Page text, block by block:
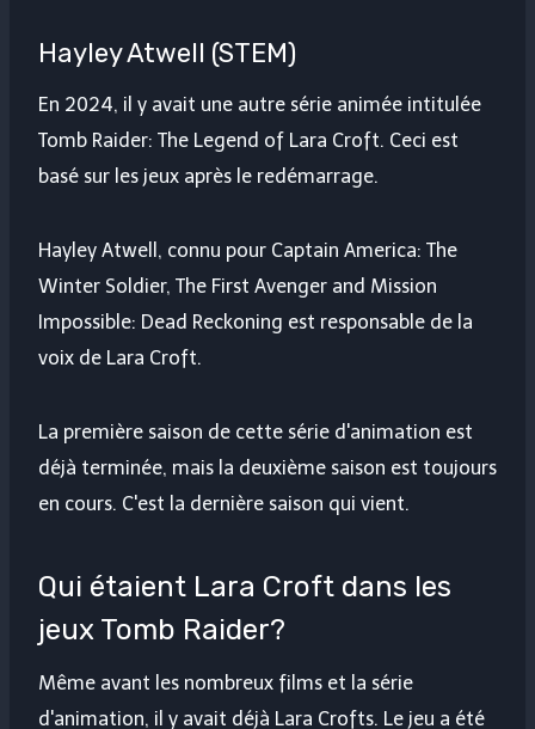
Hayley Atwell (STEM)
En 2024, il y avait une autre série animée intitulée
Tomb Raider: The Legend of Lara Croft. Ceci est
basé sur les jeux après le redémarrage.
Hayley Atwell, connu pour Captain America: The
Winter Soldier, The First Avenger and Mission
Impossible: Dead Reckoning est responsable de la
voix de Lara Croft.
La première saison de cette série d'animation est
déjà terminée, mais la deuxième saison est toujours
en cours. C'est la dernière saison qui vient.
Qui étaient Lara Croft dans les
jeux Tomb Raider?
Même avant les nombreux films et la série
d'animation, il y avait déjà Lara Crofts. Le jeu a été